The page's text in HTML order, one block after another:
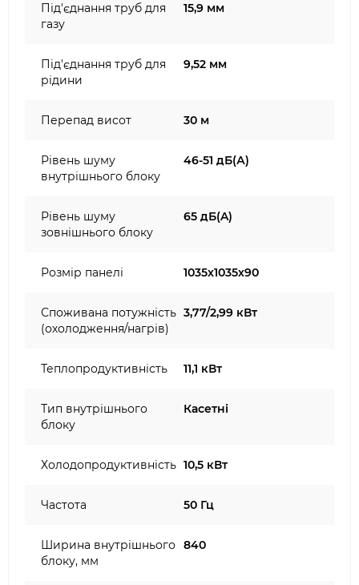
Під'єднання труб для
газу
15,9 мм
Під'єднання труб для
рідини
9,52 мм
Перепад висот 30 м
Рівень шуму
внутрішнього блоку
46-51 дБ(А)
Рівень шуму
зовнішнього блоку
65 дБ(A)
Розмір панелі 1035x1035х90
Споживана потужність
(охолодження/нагрів)
3,77/2,99 кВт
Теплопродуктивність 11,1 кВт
Тип внутрішнього
блоку
Касетні
Холодопродуктивність 10,5 кВт
Частота 50 Гц
Ширина внутрішнього
блоку, мм
840